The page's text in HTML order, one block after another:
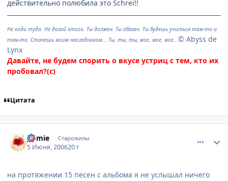
действительно полюбила это Schrei!!
Не ходи туда. Не делай этого. Ты должен. Ты обязан. Ты будешь учиться там-то и
там-то. Станешь моим наследником... Ты, ты, ты, мое, мое, мое...© Abyss de
Lynx
Давайте, не будем спорить о вкусе устриц с тем, кто их
пробовал?(с)
Цитата
J@mie Старожилы
5 Июня, 200620 г
на протяжении 15 песен с альбома я не услышал ничего